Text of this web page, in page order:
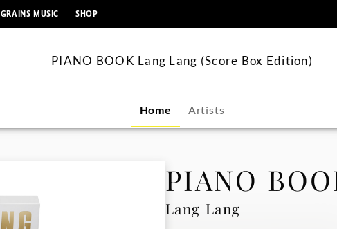
GRAINS MUSIC SHOP
PIANO BOOK Lang Lang (Score Box Edition)
Home Artists
PIANO
Lang Lang